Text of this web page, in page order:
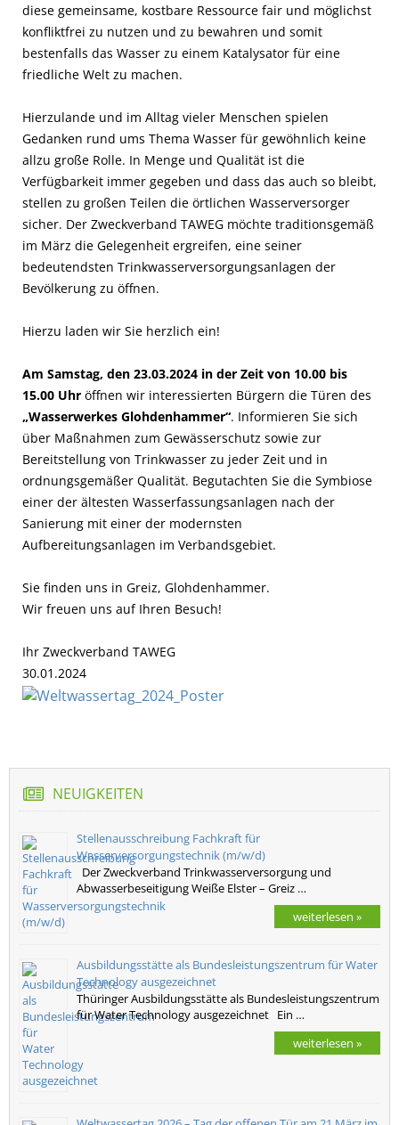
diese gemeinsame, kostbare Ressource fair und möglichst
konfliktfrei zu nutzen und zu bewahren und somit
bestenfalls das Wasser zu einem Katalysator für eine
friedliche Welt zu machen.
Hierzulande und im Alltag vieler Menschen spielen
Gedanken rund ums Thema Wasser für gewöhnlich keine
allzu große Rolle. In Menge und Qualität ist die
Verfügbarkeit immer gegeben und dass das auch so bleibt,
stellen zu großen Teilen die örtlichen Wasserversorger
sicher. Der Zweckverband TAWEG möchte traditionsgemäß
im März die Gelegenheit ergreifen, eine seiner
bedeutendsten Trinkwasserversorgungsanlagen der
Bevölkerung zu öffnen.
Hierzu laden wir Sie herzlich ein!
Am Samstag, den 23.03.2024 in der Zeit von 10.00 bis
15.00 Uhr öffnen wir interessierten Bürgern die Türen des
„Wasserwerkes Glohdenhammer“. Informieren Sie sich
über Maßnahmen zum Gewässerschutz sowie zur
Bereitstellung von Trinkwasser zu jeder Zeit und in
ordnungsgemäßer Qualität. Begutachten Sie die Symbiose
einer der ältesten Wasserfassungsanlagen nach der
Sanierung mit einer der modernsten
Aufbereitungsanlagen im Verbandsgebiet.
Sie finden uns in Greiz, Glohdenhammer.
Wir freuen uns auf Ihren Besuch!
Ihr Zweckverband TAWEG
30.01.2024
NEUIGKEITEN
Stellenausschreibung Fachkraft für
Wasserversorgungstechnik (m/w/d)
Der Zweckverband Trinkwasserversorgung und
Abwasserbeseitigung Weiße Elster – Greiz …
weiterlesen »
Ausbildungsstätte als Bundesleistungszentrum für Water
Technology ausgezeichnet
Thüringer Ausbildungsstätte als Bundesleistungszentrum
für Water Technology ausgezeichnet Ein …
weiterlesen »